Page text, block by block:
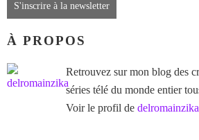
S'inscrire à la newsletter
À PROPOS
Retrouvez sur mon blog des
séries télé du monde entier
Voir le profil de delromainzika